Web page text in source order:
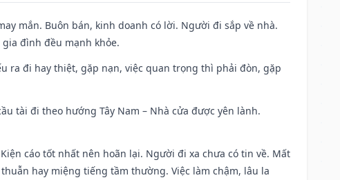
mắn. Buôn bán, kinh doanh có lời. Người đi sắp về nhà.
đình đều mạnh khỏe.
ra đi hay thiệt, gặp nạn, việc quan trọng thì phải đòn, gặp
tài đi theo hướng Tây Nam – Nhà cửa được yên lành.
cáo tốt nhất nên hoãn lại. Người đi xa chưa có tin về. Mất
hay miệng tiếng tầm thường. Việc làm chậm, lâu la